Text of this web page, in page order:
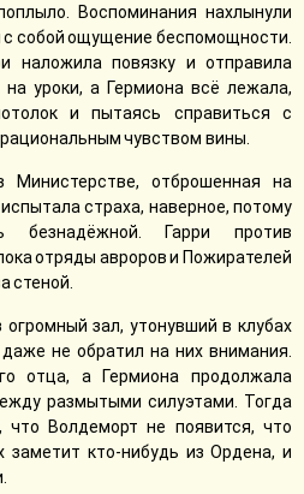
Воспоминания нахлынули
с собой ощущение беспомощности.
повязку и отправила
на уроки, а Гермиона всё лежала,
и пытаясь справиться с
чувством вины.
отброшенная на
страха, наверное, потому
безнадёжной. Гарри против
отряды авроров и Пожирателей
стеной.
огромный зал, утонувший в клубах
не обратил на них внимания.
отца, а Гермиона продолжала
размытыми силуэтами. Тогда
Волдеморт не появится, что
заметит кто-нибудь из Ордена, и